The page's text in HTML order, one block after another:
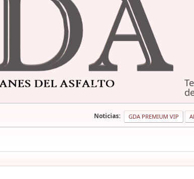
Noticias: GDA PREMIUM VIP